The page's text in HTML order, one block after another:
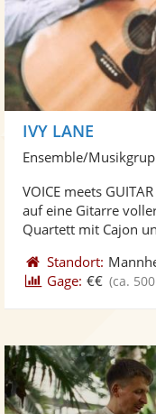
IVY LANE
Ensemble/
VOICE meets
auf eine Gitarre
Quartett mit Cajon
Standort:
Gage: €€ (ca.